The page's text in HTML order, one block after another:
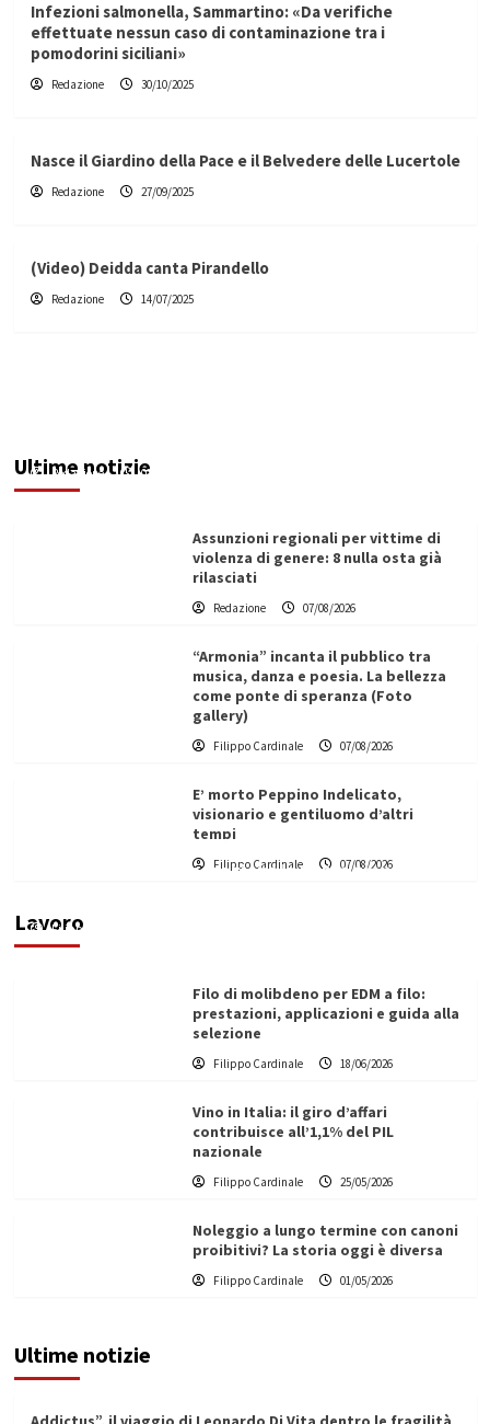
Infezioni salmonella, Sammartino: «Da verifiche
effettuate nessun caso di contaminazione tra i
pomodorini siciliani»
Redazione 30/10/2025
Nasce il Giardino della Pace e il Belvedere delle Lucertole
Redazione 27/09/2025
(Video) Deidda canta Pirandello
Redazione 14/07/2025
Ultime notizie
Redazione 07/08/2026
Assunzioni regionali per vittime di
violenza di genere: 8 nulla osta già
rilasciati
Redazione 07/08/2026
“Armonia” incanta il pubblico tra
musica, danza e poesia. La bellezza
come ponte di speranza (Foto
gallery)
Filippo Cardinale 07/08/2026
E’ morto Peppino Indelicato,
visionario e gentiluomo d’altri
tempi
Filippo Cardinale 07/08/2026
Lavoro
L’ingegnere saccense Buscarnera partner chiave
di un progetto transnazionale per la transizione
Filippo Cardinale
Filo di molibdeno per EDM a filo:
prestazioni, applicazioni e guida alla
selezione
Filippo Cardinale 18/06/2026
Vino in Italia: il giro d’affari
contribuisce all’1,1% del PIL
nazionale
Filippo Cardinale 25/05/2026
Noleggio a lungo termine con canoni
proibitivi? La storia oggi è diversa
Filippo Cardinale 01/05/2026
Ultime notizie